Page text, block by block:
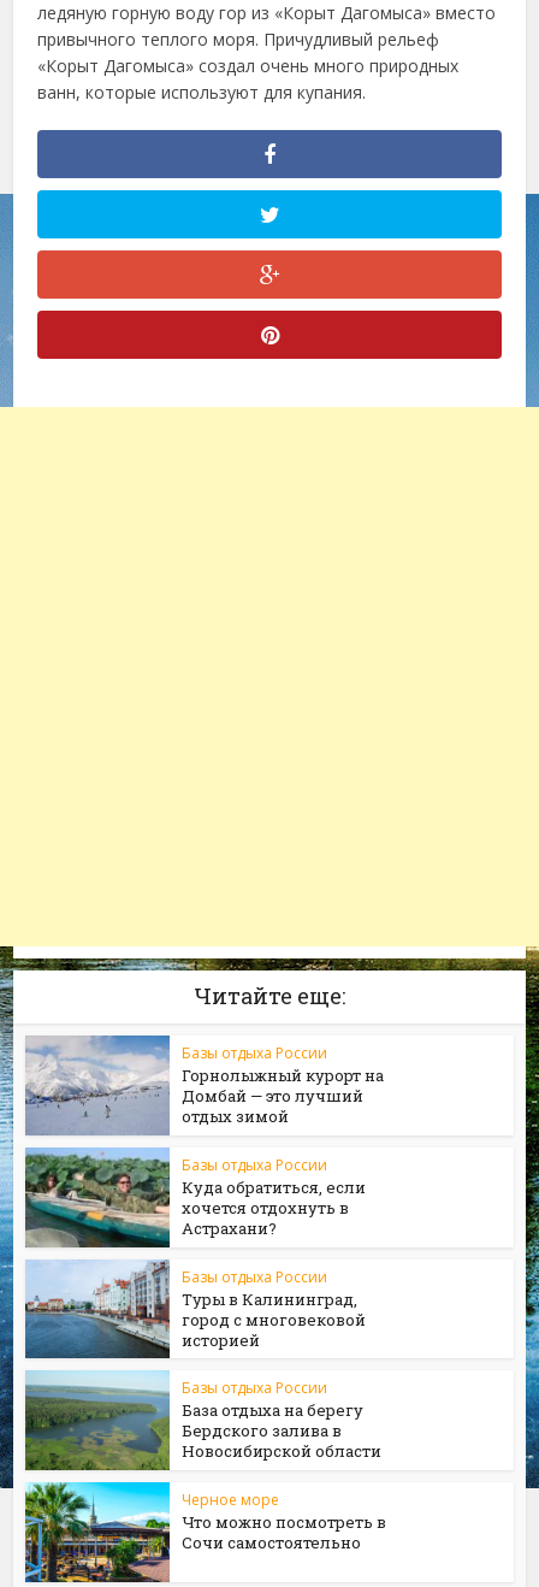
ледяную горную воду гор из «Корыт Дагомыса» вместо
привычного теплого моря. Причудливый рельеф
«Корыт Дагомыса» создал очень много природных
ванн, которые используют для купания.
Читайте еще:
Базы отдыха России
Горнолыжный курорт на
Домбай — это лучший
отдых зимой
Базы отдыха России
Куда обратиться, если
хочется отдохнуть в
Астрахани?
Базы отдыха России
Туры в Калининград,
город с многовековой
историей
Базы отдыха России
База отдыха на берегу
Бердского залива в
Новосибирской области
Черное море
Что можно посмотреть в
Сочи самостоятельно